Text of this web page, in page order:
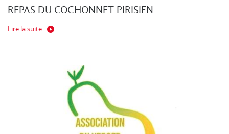
REPAS DU COCHONNET PIRISIEN
Lire la suite